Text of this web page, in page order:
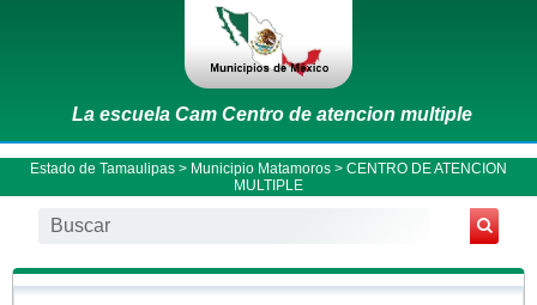
La escuela Cam Centro de atencion multiple
Estado de Tamaulipas > Municipio Matamoros > CENTRO DE ATENCION
MULTIPLE